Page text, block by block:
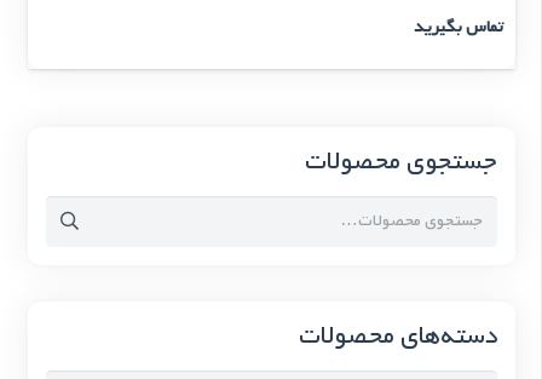
جستجوی محصولات
جستجو
دسته‌های محصولات
تماس بگیرید